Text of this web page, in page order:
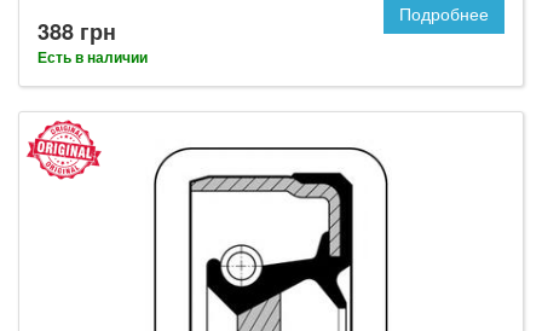
388 грн
Есть в наличии
Подробнее